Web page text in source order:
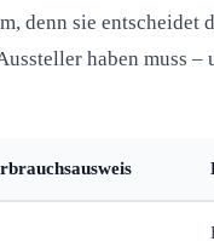
denn sie entscheidet
haben muss –